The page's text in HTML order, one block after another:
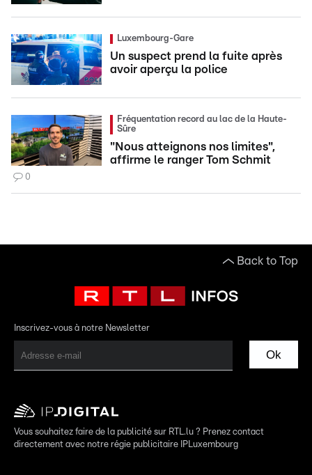
Luxembourg-Gare
Un suspect prend la fuite après
avoir aperçu la police
Fréquentation record au lac de la Haute-
Sûre
"Nous atteignons nos limites",
affirme le ranger Tom Schmit
0
Back to Top
Inscrivez-vous à notre Newsletter
Ok
Vous souhaitez faire de la publicité sur RTL.lu ? Prenez contact
directement avec notre régie publicitaire IPLuxembourg